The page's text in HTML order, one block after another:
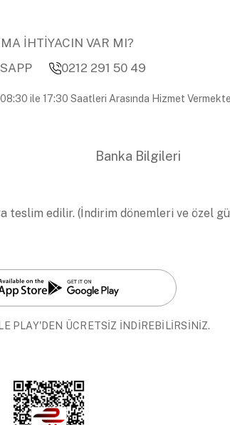
İHTİYACIN VAR MI?
0212 291 50 49
ile 17:30 Saatleri Arasında Hizmet
Banka Bilgileri
teslim edilir. (İndirim dönemleri ve özel
PLAY'DEN ÜCRETSİZ İNDİREBİLİRSİNİZ.